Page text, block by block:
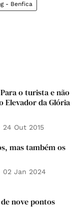
- Benfica
o turista e não
Elevador da Glória
24 Out 2015
mas também os
02 Jan 2024
nove pontos